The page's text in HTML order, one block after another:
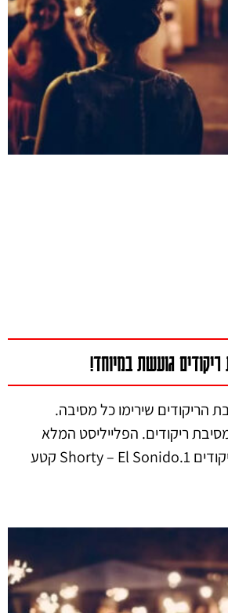
גועשת במיוחד!
הריקודים שירימו כל מסיבה.
ריקודים. הפלייליסט המלא
מומלצים לרחבת הריקודים 1.Shorty – El Sonido קטע